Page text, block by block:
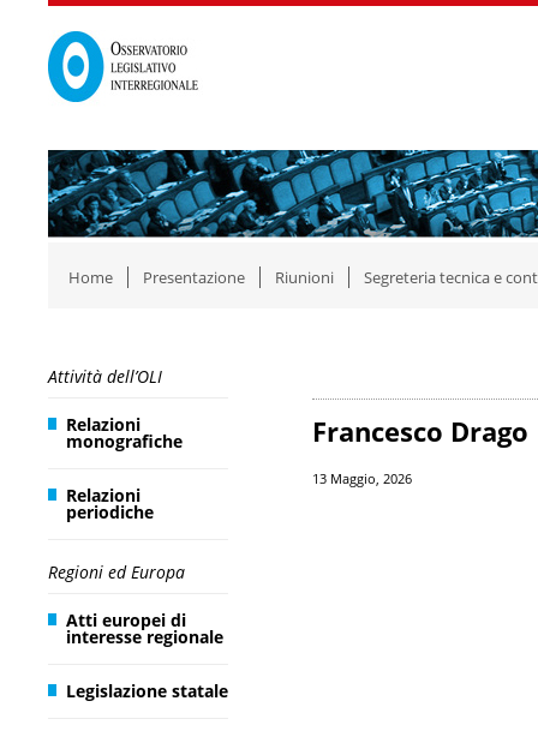
Home Presentazione Riunioni Segreteria tecnica e
Attività dell’OLI
Relazioni
monografiche
Relazioni
periodiche
Regioni ed Europa
Atti europei di
interesse regionale
Legislazione statale
Francesco Drago
13 Maggio, 2026